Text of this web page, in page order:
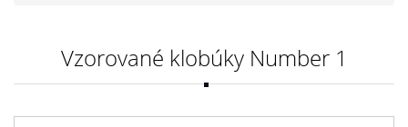
Vzorované klobúky Number 1